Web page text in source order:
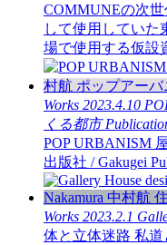
COMMUNEの次
して使用していた
場で使用する仮
Works 2023.4.10
くる都市
POP URBANISM
出版社 / Gakugei
Works 2023.2.1
体と立体迷路 私